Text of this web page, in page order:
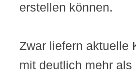
erstellen können.
Zwar liefern aktuelle
mit deutlich mehr